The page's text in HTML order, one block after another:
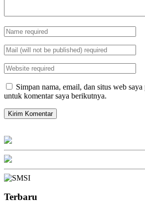
Simpan nama, email, dan situs web
untuk komentar saya berikutnya.
Terbaru